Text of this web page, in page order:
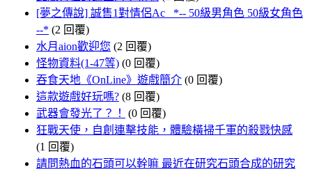
[夢之傳說] 誠售1對情侶Ac *-- 50級男角色 50級女角色
--* (2 回覆)
水月aion歡迎您 (2 回覆)
怪物資料(1-47等) (0 回覆)
吞食天地《OnLine》遊戲簡介 (0 回覆)
這款遊戲好玩嗎? (8 回覆)
武器會發光了？！
(0 回覆)
狂戰天使，自創連擊技能，體驗橫掃千軍的殺戮快感
(1 回覆)
請問熱血的石頭可以幹嘛 最近在研究石頭合成的研究